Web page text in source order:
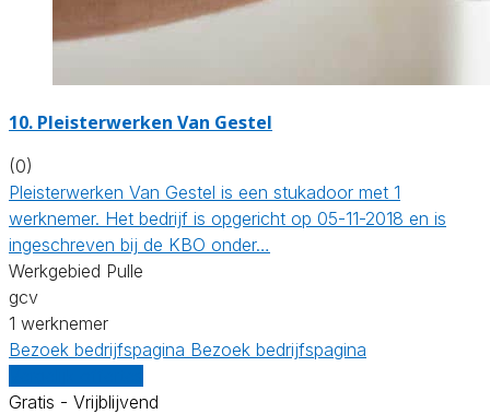
10. Pleisterwerken Van Gestel
(0)
Pleisterwerken Van Gestel is een stukadoor met 1
werknemer. Het bedrijf is opgericht op 05-11-2018 en is
ingeschreven bij de KBO onder…
Werkgebied Pulle
gcv
1 werknemer
Bezoek bedrijfspagina Bezoek bedrijfspagina
Gratis - Vrijblijvend